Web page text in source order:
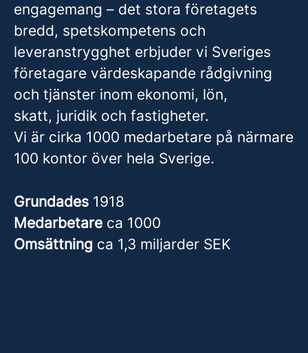
engagemang – det stora företagets
bredd, spetskompetens och
leveranstrygghet erbjuder vi Sveriges
företagare värdeskapande rådgivning
och tjänster inom ekonomi, lön,
skatt, juridik och fastigheter.
Vi är cirka 1000 medarbetare på närmare
100 kontor över hela Sverige.
Grundades 1918
Medarbetare ca 1000
Omsättning ca 1,3 miljarder SEK